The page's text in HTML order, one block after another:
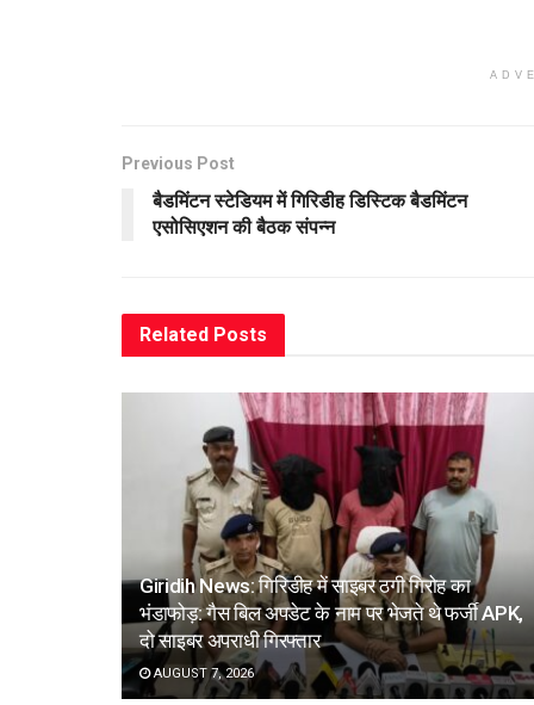
Previous Post
बैडमिंटन स्टेडियम में गिरिडीह डिस्टिक बैडमिंटन
एसोसिएशन की बैठक संपन्न
Related Posts
Giridih News: गिरिडीह में साइबर ठगी गिरोह का
भंडाफोड़: गैस बिल अपडेट के नाम पर भेजते थे फर्जी APK,
दो साइबर अपराधी गिरफ्तार
AUGUST 7, 2026